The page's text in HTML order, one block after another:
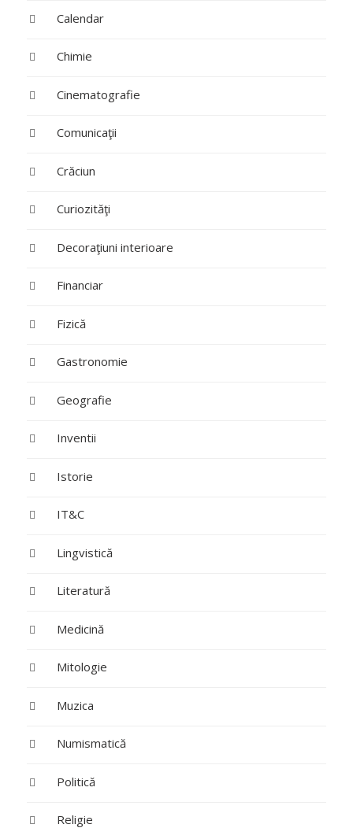
Calendar
Chimie
Cinematografie
Comunicaţii
Crăciun
Curiozităţi
Decoraţiuni interioare
Financiar
Fizică
Gastronomie
Geografie
Inventii
Istorie
IT&C
Lingvistică
Literatură
Medicină
Mitologie
Muzica
Numismatică
Politică
Religie